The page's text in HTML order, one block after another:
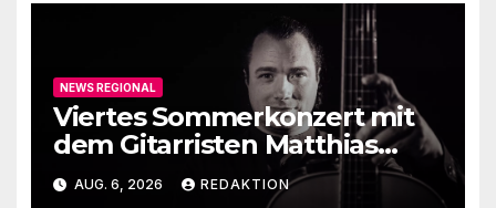
NEWS REGIONAL
Viertes Sommerkonzert mit
dem Gitarristen Matthias
Ehrig
AUG. 6, 2026 REDAKTION